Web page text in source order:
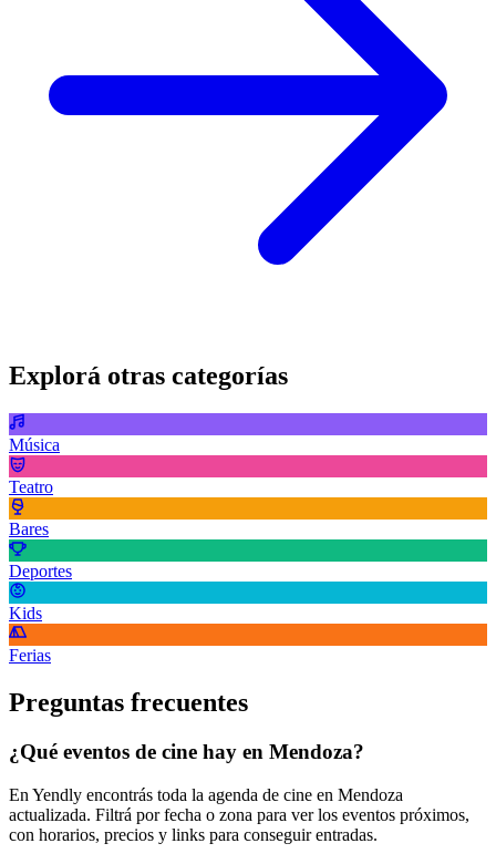
Explorá otras categorías
Música
Teatro
Bares
Deportes
Kids
Ferias
Preguntas frecuentes
¿Qué eventos de cine hay en Mendoza?
En Yendly encontrás toda la agenda de cine en Mendoza
actualizada. Filtrá por fecha o zona para ver los eventos próximos,
con horarios, precios y links para conseguir entradas.